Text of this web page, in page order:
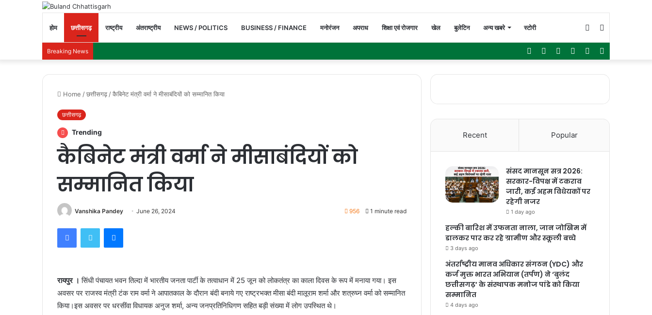
होम छत्तीसगढ़ राष्ट्रीय अंतराष्ट्रीय NEWS / POLITICS BUSINESS / FINANCE मनोरंजन अपराध शिक्षा एवं रोजगार खेल बुलेटिन अन्य खबरे स्टोरी Switch
skin
Breaking News WhatsApp
Instagram
YouTube
Twitter
Facebook
Home /छत्तीसगढ़ /कैबिनेट मंत्री वर्मा ने मीसाबंदियों को सम्मानित किया
छत्तीसगढ़
Trending
कैबिनेट मंत्री वर्मा ने मीसाबंदियों को
सम्मानित किया
Vanshika Pandey June 26, 2024 956 1 minute read
FacebookTwitter Messenger
रायपुर । सिंधी पंचायत भवन तिल्दा में भारतीय जनता पार्टी के तत्वाधान में 25 जून को लोकतंत्र का काला दिवस के रूप में मनाया गया। इस
अवसर पर राजस्व मंत्री टंक राम वर्मा ने आपातकाल के दौरान बंदी बनाये गए राष्ट्रभक्त मीसा बंदी मालूराम शर्मा और शत्रुघ्न वर्मा को सम्मानित
किया।इस अवसर पर धरसींवा विधायक अनुज शर्मा, अन्य जनप्रतिनिधिगण सहित बड़ी संख्या में लोग उपस्थित थे।
Recent Popular
संसद मानसून सत्र 2026:
सरकार-विपक्ष में टकराव
जारी, कई अहम विधेयकों पर
रहेगी नजर
1 day ago
हल्की बारिश में उफनता नाला, जान जोखिम में
डालकर पार कर रहे ग्रामीण और स्कूली बच्चे
3 days ago
अंतर्राष्ट्रीय मानव अधिकार संगठन (YDC) और
कर्ज मुक्त भारत अभियान (तर्पण) ने ‘बुलंद
छत्तीसगढ़’ के संस्थापक मनोज पांडे को किया
सम्मानित
4 days ago